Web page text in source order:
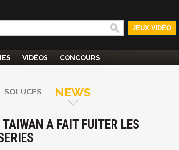
JEUX VIDÉO
VIDÉOS CONCOURS
SOLUCES NEWS
A FAIT FUITER LES